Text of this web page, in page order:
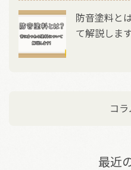
防音塗料と
て解説しま
コ
最近